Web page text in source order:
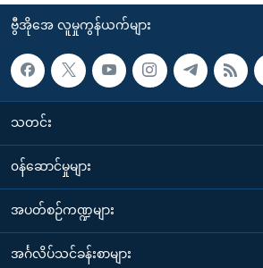
ဗွီအိုအေ လူမှုကွန်ယက်များ
သတင်း
၀န်ဆောင်မှုများ
အပတ်စဉ်ကဏ္ဍများ
အင်္ဂလိပ်သင်ခန်းစာများ